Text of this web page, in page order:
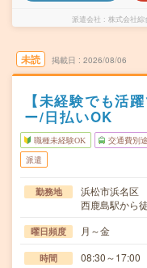
派遣会社 株式会社綜
未読 掲載日 2026/08/06
【未経験でも活
ー/日払いOK
職種未経験OK 交通費別
派遣
勤務地
浜松市浜名区
西鹿島駅から
曜日頻度 月～金
時間 08:30～17:00